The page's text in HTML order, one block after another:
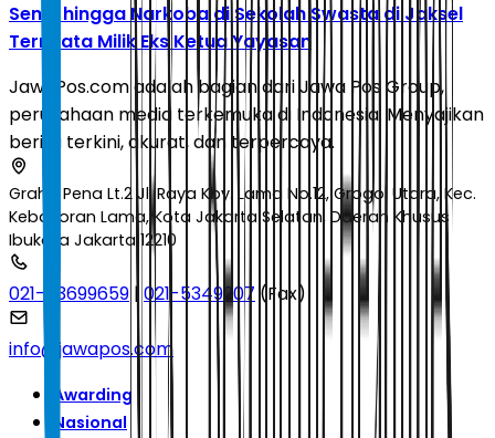
Senpi hingga Narkoba di Sekolah Swasta di Jaksel
Ternyata Milik Eks Ketua Yayasan
JawaPos.com adalah bagian dari Jawa Pos Group,
perusahaan media terkemuka di Indonesia. Menyajikan
berita terkini, akurat, dan terpercaya.
Graha Pena Lt.2 Jl. Raya Kby. Lama No.12, Grogol Utara, Kec.
Kebayoran Lama, Kota Jakarta Selatan, Daerah Khusus
Ibukota Jakarta 12210
021-53699659 | 021-5349207 (Fax)
info@jawapos.com
Awarding
Nasional